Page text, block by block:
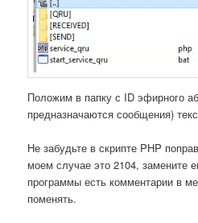
Положим в папку с ID эфирного
предназначаются сообщения)
Не забудьте в скрипте PHP
моем случае это 2104, замените
программы есть комментарии в
поменять.